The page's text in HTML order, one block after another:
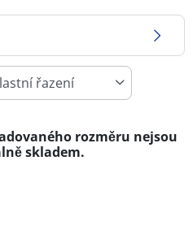
rozměru nejsou
skladem.